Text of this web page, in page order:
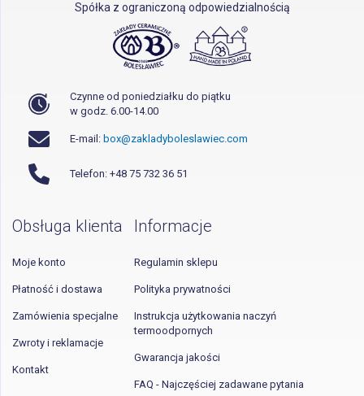
Spółka z ograniczoną odpowiedzialnością
Czynne od poniedziałku do piątku
w godz. 6.00-14.00
E-mail: box@zakladyboleslawiec.com
Telefon: +48 75 732 36 51
Obsługa klienta
Moje konto
Płatność i dostawa
Zamówienia specjalne
Zwroty i reklamacje
Kontakt
Informacje
Regulamin sklepu
Polityka prywatności
Instrukcja użytkowania naczyń
termoodpornych
Gwarancja jakości
FAQ - Najczęściej zadawane pytania